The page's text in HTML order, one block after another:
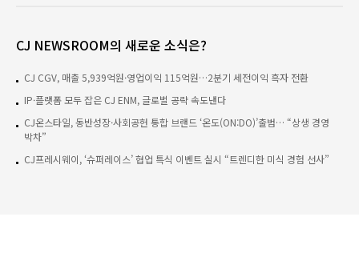
CJ NEWSROOM의 새로운 소식은?
CJ CGV, 매출 5,939억원·영업이익 115억원…2분기 세전이익 흑자 전환
IP·플랫폼 모두 잡은 CJ ENM, 글로벌 공략 속도낸다
CJ온스타일, 동반성장·사회공헌 통합 브랜드 ‘온도(ON:DO)’출범… “상생 경영
박차”
CJ프레시웨이, ‘슈퍼레이스’ 협업 특식 이벤트 실시 “트렌디한 미식 경험 선사”